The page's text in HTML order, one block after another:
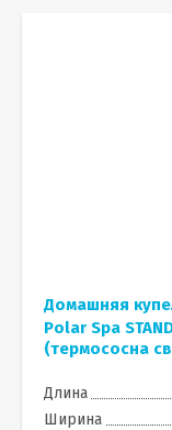
Домашняя
Polar Spa
(термососна
Длина
Ширина